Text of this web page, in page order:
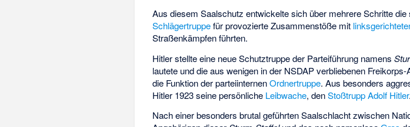
Aus diesem Saalschutz entwickelte sich über mehrere Schritte
Schlägertruppefür provozierte Zusammenstöße mit
Straßenkämpfen führten.
Hitler stellte eine neue Schutztruppe der Parteiführung namens
lautete und die aus wenigen in der NSDAP verbliebenen
die Funktion der parteiinternenOrdnertruppe. Aus besonders
Hitler 1923 seine persönliche Leibwache, denStoßtrupp Adolf Hitler
Nach einer besonders brutal geführten Saalschlacht zwischen